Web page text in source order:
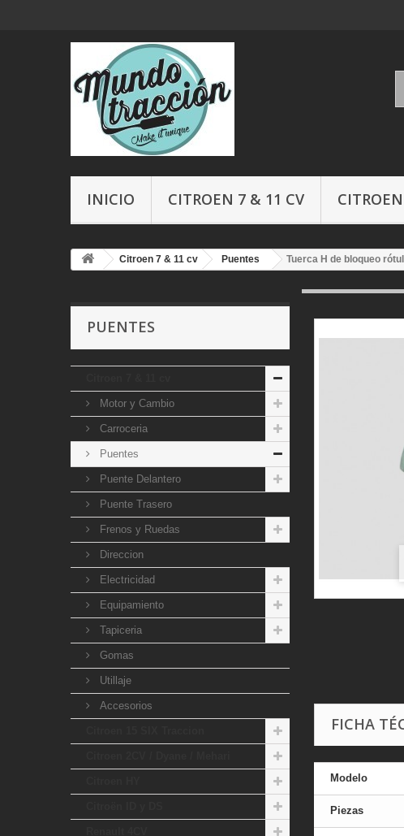
INICIO CITROEN 7 & 11 CV
Citroen 7 & 11 cv Puentes Tuerca H de bloqueo
PUENTES
Motor y Cambio
Carroceria
Puentes
Puente Delantero
Puente Trasero
Frenos y Ruedas
Direccion
Electricidad
Equipamiento
Tapiceria
Gomas
Utillaje
Accesorios
FICHA
Modelo
Piezas